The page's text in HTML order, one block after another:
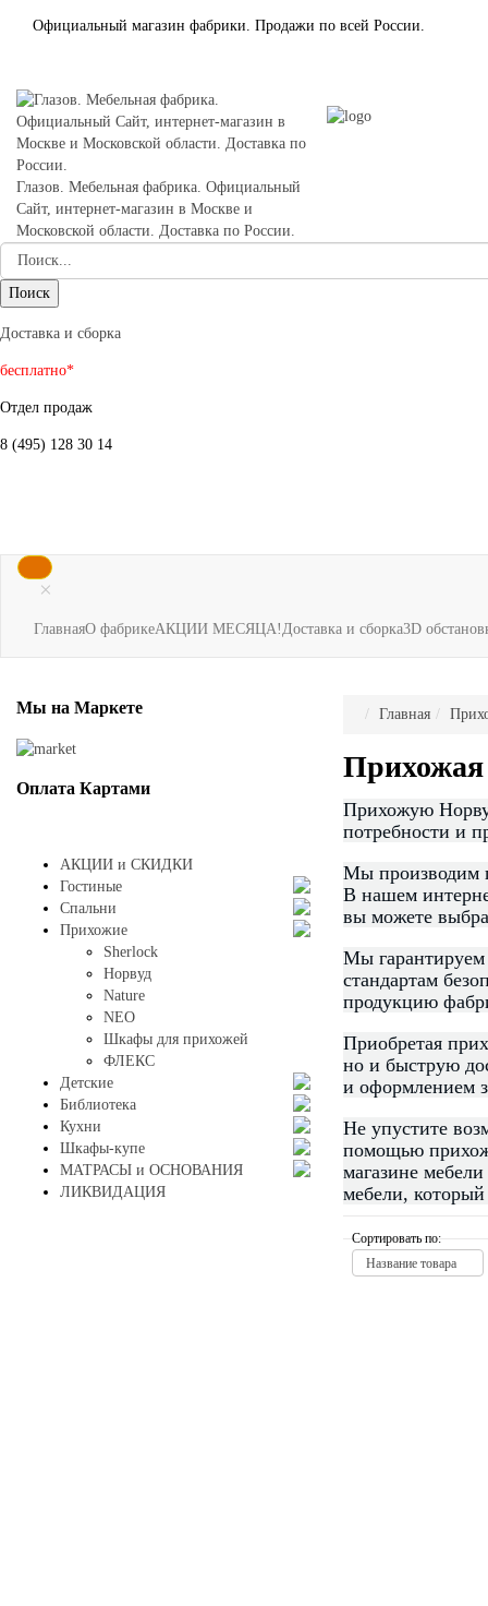
Официальный магазин фабрики. Продажи по всей России.
Глазов. Мебельная фабрика. Официальный
Сайт, интернет-магазин в Москве и
Московской области. Доставка по России.
Доставка и сборка
бесплатно*
Отдел продаж
8 (495) 128 30 14
×
ГлавнаяО фабрикеАКЦИИ МЕСЯЦА!Доставка и сборка3D
Главная
Прихожую
потребности и
Мы производим
В нашем
вы можете
Мы гарантируем
стандартам
продукцию
Приобретая
но и быструю
и оформлением
Не упустите
помощью
магазине
мебели,
Сортировать по:
Название товара
Мы на Маркете
Оплата Картами
АКЦИИ и СКИДКИ
Гостиные
Спальни
Прихожие
Sherlock
Норвуд
Nature
NEO
Шкафы для прихожей
ФЛЕКС
Детские
Библиотека
Кухни
Шкафы-купе
МАТРАСЫ и ОСНОВАНИЯ
ЛИКВИДАЦИЯ